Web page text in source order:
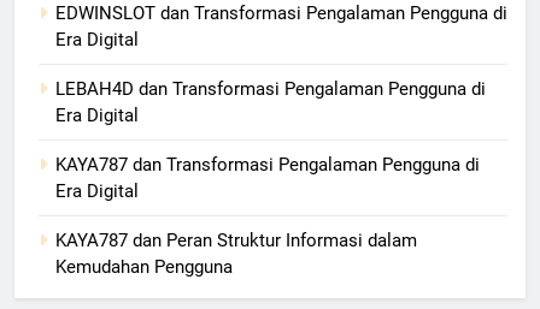
EDWINSLOT dan Transformasi Pengalaman Pengguna di
Era Digital
LEBAH4D dan Transformasi Pengalaman Pengguna di
Era Digital
KAYA787 dan Transformasi Pengalaman Pengguna di
Era Digital
KAYA787 dan Peran Struktur Informasi dalam
Kemudahan Pengguna